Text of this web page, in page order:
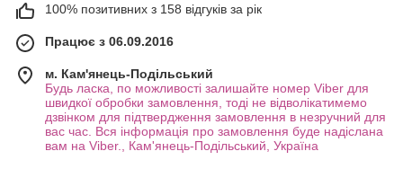
100% позитивних з 158 відгуків за рік
Працює з 06.09.2016
м. Кам'янець-Подільський
Будь ласка, по можливості залишайте номер Viber для
швидкої обробки замовлення, тоді не відволікатимемо
дзвінком для підтвердження замовлення в незручний для
вас час. Вся інформація про замовлення буде надіслана
вам на Viber., Кам'янець-Подільський, Україна